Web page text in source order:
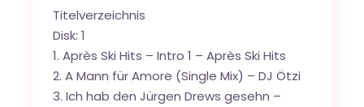
Titelverzeichnis
Disk: 1
1. Après Ski Hits – Intro 1 – Après Ski Hits
2. A Mann für Amore (Single Mix) – DJ Ötzi
3. Ich hab den Jürgen Drews gesehn –